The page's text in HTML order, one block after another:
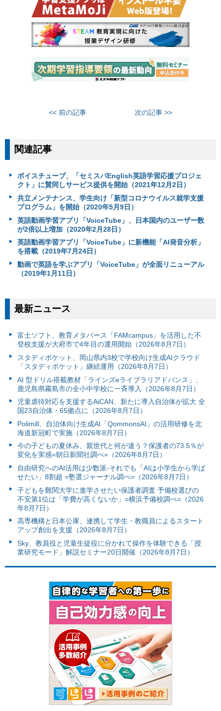
<< 前の記事 次の記事 >>
関連記事
ボイスチューブ、「セミスパEnglish英語学習応援プロジェ
クト」に賛同しサービス提供を開始（2021年12月2日）
共立メンテナンス、学生向け「新型コロナウイルス就学支援
プログラム」を開始（2020年5月9日）
英語動画学習アプリ「VoiceTube」、日本国内のユーザー数
が2倍以上増加（2020年2月28日）
英語動画学習アプリ「VoiceTube」に新機能「AI発音分析」
を搭載（2019年7月24日）
動画で英語を学ぶアプリ「VoiceTube」が全面リニューアル
（2019年1月11日）
最新ニュース
富⼠ソフト、教育メタバース「FAMcampus」を活用した不
登校支援が大府市で4年目の運用開始（2026年8月7日）
スタディポケット、岡山県内3校で学校向け生成AIクラウド
「スタディポケット」継続運用（2026年8月7日）
AI 型ドリル搭載教材「ラインズeライブラリアドバンス」、
鹿児島県霧島市の全小中学校に一斉導入（2026年8月7日）
児童虐待対応を支援するAiCAN、新たに導入自治体が拡大 全
国23自治体・65拠点に（2026年8月7日）
Polimill、自治体向け生成AI「QommonsAI」の活用研修を北
海道新冠町で実施（2026年8月7日）
今の子どもの夏休み、親世代と何が違う？保護者の73.5％が
変化を実感=朝日新聞社調べ=（2026年8月7日）
自由研究へのAI活用は少数派-それでも「AIは小学生から学ば
せたい」8割超 =塾選ジャーナル調べ=（2026年8月7日）
子どもを難関大学に進学させたい保護者調査 予備校選びの
不安第1位は「学費が高くないか」=横浜予備校調べ=（2026
年8月7日）
高専機構と日本公庫、連携して学生・教職員によるスタート
アップ創出を支援（2026年8月7日）
Sky、教員役と児童生徒役に分かれて操作を体験できる「授
業研究モード」解説セミナー20日開催（2026年8月7日）